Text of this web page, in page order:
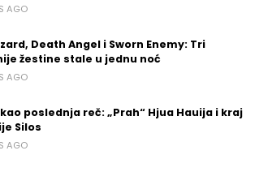
AGO
Death Angel i Sworn Enemy: Tri
žestine stale u jednu noć
AGO
poslednja reč: „Prah“ Hjua Hauija i kraj
Silos
AGO